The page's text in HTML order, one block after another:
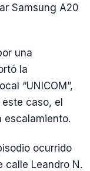
Samsung A20
una
la
“UNICOM”,
caso, el
ocurrido
calle Leandro N.